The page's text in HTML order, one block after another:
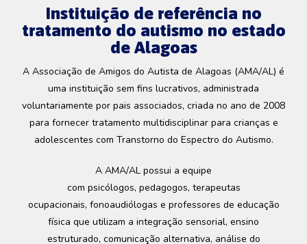
Instituição de referência no
tratamento do autismo no estado
de Alagoas
A Associação de Amigos do Autista de Alagoas (AMA/AL) é
uma instituição sem fins lucrativos, administrada
voluntariamente por pais associados, criada no ano de 2008
para fornecer tratamento multidisciplinar para crianças e
adolescentes com Transtorno do Espectro do Autismo.
A AMA/AL possui a equipe
com psicólogos, pedagogos, terapeutas
ocupacionais, fonoaudiólogas e professores de educação
física que utilizam a integração sensorial, ensino
estruturado, comunicação alternativa, análise do